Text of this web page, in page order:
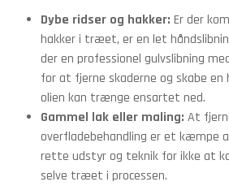
Dybe ridser og hakker: Er der
hakker i træet, er en let
der en professionel gulvslibning
for at fjerne skaderne og skabe
olien kan trænge ensartet ned.
Gammel lak eller maling: At
overfladebehandling er et kæmpe
rette udstyr og teknik for ikke at
selve træet i processen.